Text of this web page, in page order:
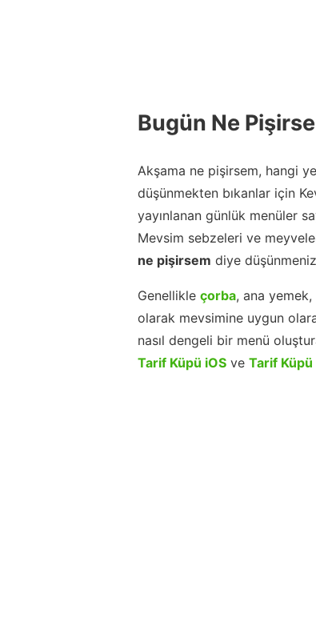
Bugün Ne
Akşama ne pişirsem, hangi
düşünmekten bıkanlar için
yayınlanan günlük menüler
Mevsim sebzeleri ve
ne pişirsem diye
Genellikle çorba, ana
olarak mevsimine uygun
nasıl dengeli bir menü
Tarif Küpü iOS ve Tarif